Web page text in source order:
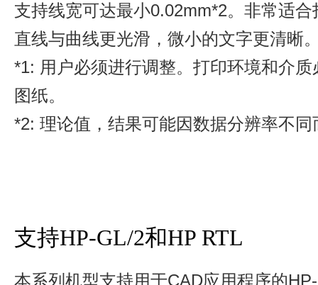
支持线宽可达最小0.02mm*2。非常适
直线与曲线更光滑，微小的文字更清晰
*1: 用户必须进行调整。打印环境和介
图纸。
*2: 理论值，结果可能因数据分辨率不
支持HP-GL/2和HP RTL
本系列机型支持用于CAD应用程序的